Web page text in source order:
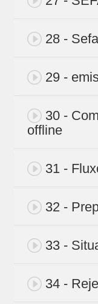
28 -
29 -
30 -
offline
31 -
32 -
33 -
34 -